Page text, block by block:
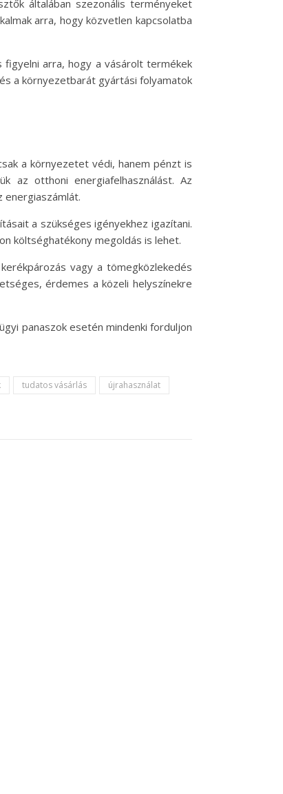
általában szezonális terményeket
arra, hogy közvetlen kapcsolatba
figyelni arra, hogy a vásárolt termékek
a környezetbarát gyártási folyamatok
a környezetet védi, hanem pénzt is
az otthoni energiafelhasználást. Az
a szükséges igényekhez igazítani.
költséghatékony megoldás is lehet.
vagy a tömegközlekedés
érdemes a közeli helyszínekre
panaszok esetén mindenki forduljon
tudatos vásárlás
újrahasználat